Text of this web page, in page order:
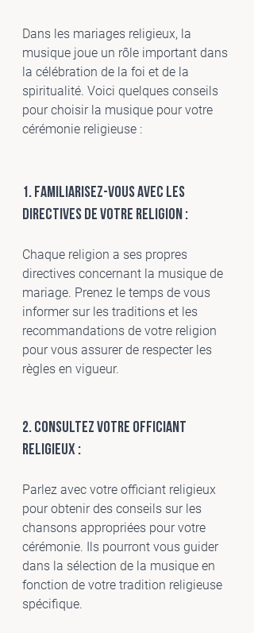
Dans les mariages religieux, la
musique joue un rôle important dans
la célébration de la foi et de la
spiritualité. Voici quelques conseils
pour choisir la musique pour votre
cérémonie religieuse :
1. Familiarisez-vous avec les
directives de votre religion :
Chaque religion a ses propres
directives concernant la musique de
mariage. Prenez le temps de vous
informer sur les traditions et les
recommandations de votre religion
pour vous assurer de respecter les
règles en vigueur.
2. Consultez votre officiant
religieux :
Parlez avec votre officiant religieux
pour obtenir des conseils sur les
chansons appropriées pour votre
cérémonie. Ils pourront vous guider
dans la sélection de la musique en
fonction de votre tradition religieuse
spécifique.